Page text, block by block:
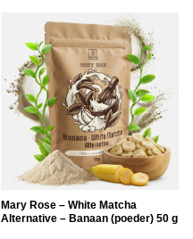
Mary Rose – White Matcha
Alternative – Banaan (poeder) 50 g